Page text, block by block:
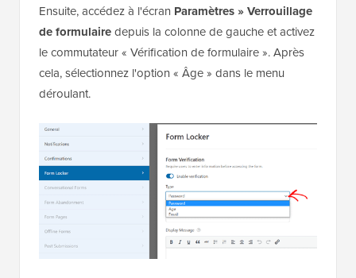
Ensuite, accédez à l'écran Paramètres » Verrouillage
de formulairedepuis la colonne de gauche et activez
le commutateur « Vérification de formulaire ». Après
cela, sélectionnez l'option « Âge » dans le menu
déroulant.